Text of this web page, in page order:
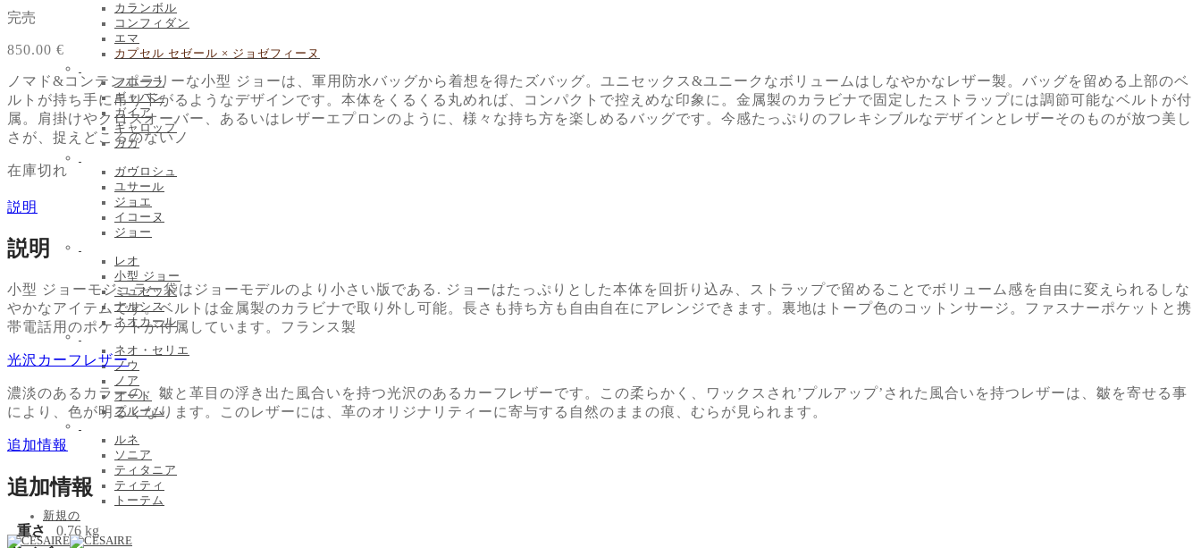
カランボル
コンフィダン
エマ
カプセル セゼール × ジョゼフィーヌ
フローラ
ギャバン
ガイア
ギャロップ
ガガ
ガヴロシュ
ユサール
ジョエ
イコーヌ
ジョー
レオ
小型 ジョー
ミュゼット
ナルシス
ネオカール
ネオ・セリエ
ノウ
ノア
オード
プルーム
ルネ
ソニア
ティタニア
ティティ
トーテム
新規の
完売
850.00 €
ノマド&コンテンポラリーな小型 ジョーは、軍用防水バッグから着想を得たズバッグ。ユニセックス&ユニークなボリュームはしなやかなレザー製。バッグを留める上部のベ
ルトが持ち手に吊り下がるようなデザインです。本体をくるくる丸めれば、コンパクトで控えめな印象に。金属製のカラビナで固定したストラップには調節可能なベルトが付
属。肩掛けやクロスオーバー、あるいはレザーエプロンのように、様々な持ち方を楽しめるバッグです。今感たっぷりのフレキシブルなデザインとレザーそのものが放つ美し
さが、捉えどころのないノ
在庫切れ
説明
説明
小型 ジョーモジュラー袋はジョーモデルのより小さい版である. ジョーはたっぷりとした本体を回折り込み、ストラップで留めることでボリューム感を自由に変えられるしな
やかなアイテムです。ベルトは金属製のカラビナで取り外し可能。長さも持ち方も自由自在にアレンジできます。裏地はトープ色のコットンサージ。ファスナーポケットと携
帯電話用のポケットが付属しています。フランス製
光沢カーフレザー
濃淡のあるカラーの、皺と革目の浮き出た風合いを持つ光沢のあるカーフレザーです。この柔らかく、ワックスされ’プルアップ’された風合いを持つレザーは、皺を寄せる事
により、色が明るくなります。このレザーには、革のオリジナリティーに寄与する自然のままの痕、むらが見られます。
追加情報
追加情報
重さ
0.76 kg